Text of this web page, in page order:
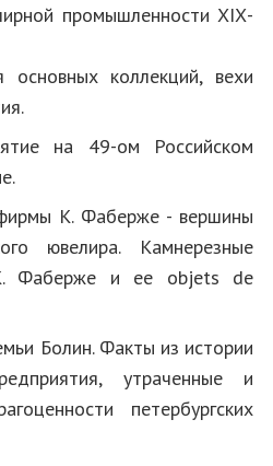
промышленности ХIХ-
основных коллекций, вехи
на 49-ом Российском
К. Фаберже - вершины
ювелира. Камнерезные
Фаберже и ее objets de
Болин. Факты из истории
утраченные и
петербургских